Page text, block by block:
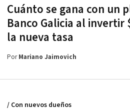
Cuánto se gana con un
Banco Galicia al invertir
la nueva tasa
PorMariano Jaimovich
/ Con nuevos dueños